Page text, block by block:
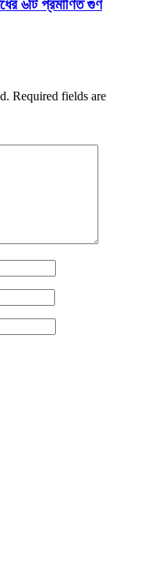
৬টি প্রমাণিত গুণ
Required fields are